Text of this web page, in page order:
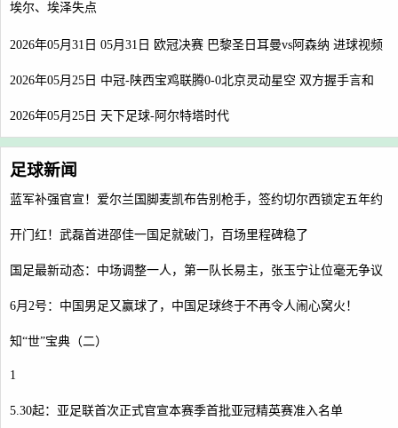
埃尔、埃泽失点
2026年05月31日 05月31日 欧冠决赛 巴黎圣日耳曼vs阿森纳 进球视频
2026年05月25日 中冠-陕西宝鸡联腾0-0北京灵动星空 双方握手言和
2026年05月25日 天下足球-阿尔特塔时代
足球新闻
蓝军补强官宣！爱尔兰国脚麦凯布告别枪手，签约切尔西锁定五年约
开门红！武磊首进邵佳一国足就破门，百场里程碑稳了
国足最新动态：中场调整一人，第一队长易主，张玉宁让位毫无争议
6月2号：中国男足又赢球了，中国足球终于不再令人闹心窝火！
知“世”宝典（二）
1
5.30起：亚足联首次正式官宣本赛季首批亚冠精英赛准入名单